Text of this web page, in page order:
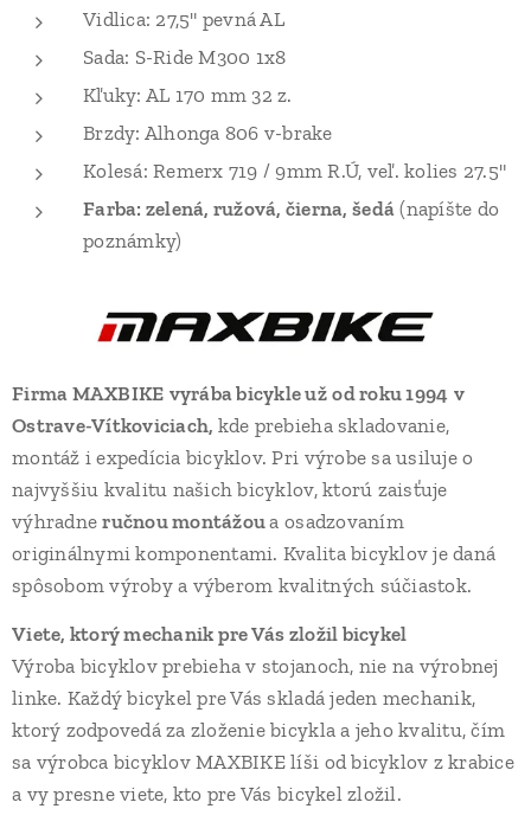
Vidlica: 27,5" pevná AL
Sada: S-Ride M300 1x8
Kľuky: AL 170 mm 32 z.
Brzdy: Alhonga 806 v-brake
Kolesá: Remerx 719 / 9mm R.Ú, veľ. kolies 27.5"
Farba: zelená, ružová, čierna, šedá (napíšte do
poznámky)
Firma MAXBIKE vyrába bicykle už od roku 1994 v
Ostrave-Vítkoviciach, kde prebieha skladovanie,
montáž i expedícia bicyklov. Pri výrobe sa usiluje o
najvyššiu kvalitu našich bicyklov, ktorú zaisťuje
výhradneručnou montážoua osadzovaním
originálnymi komponentami. Kvalita bicyklov je daná
spôsobom výroby a výberom kvalitných súčiastok.
Viete, ktorý mechanik pre Vás zložil bicykel
Výroba bicyklov prebieha v stojanoch, nie na výrobnej
linke. Každý bicykel pre Vás skladá jeden mechanik,
ktorý zodpovedá za zloženie bicykla a jeho kvalitu, čím
sa výrobca bicyklov MAXBIKE líši od bicyklov z krabice
a vy presne viete, kto pre Vás bicykel zložil.